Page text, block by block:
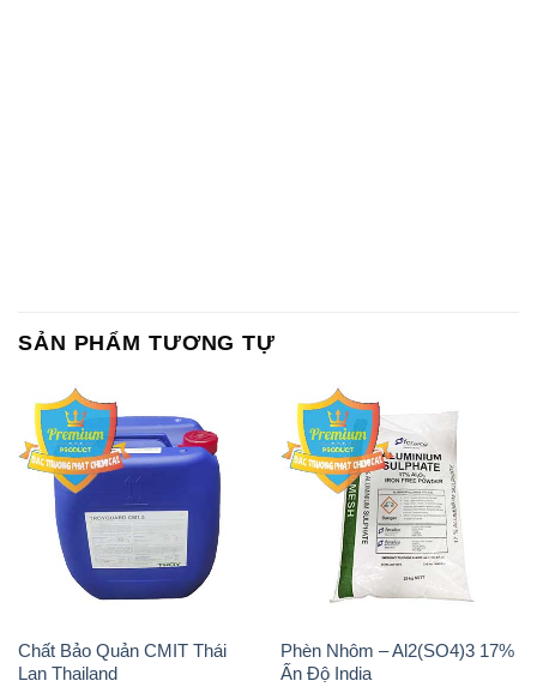
Chất Bảo Quản CMIT Thái
Lan Thailand
Phèn Nhôm – Al2(SO4)3 17%
Ấn Độ India